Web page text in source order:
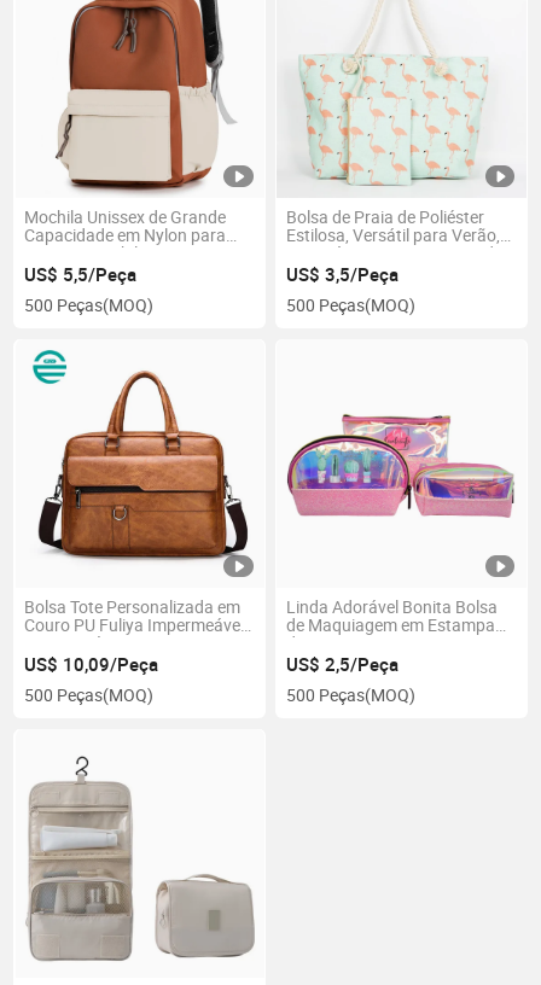
Mochila Unissex de Grande
Capacidade em Nylon para
Viagem, Mochila para
Crianças, Mochila para
Estudantes, Impermeável,
Mochila para Adolescentes,
US$ 5,5/Peça
500 Peças(MOQ)
Bolsa de Praia de Poliéster
Estilosa, Versátil para Verão,
Uso Diário, Leve, Conjunto de
Duas Peças
US$ 3,5/Peça
500 Peças(MOQ)
Bolsa Tote Personalizada em
Couro PU Fuliya Impermeável
para Negócios, Luxuosa Pasta
para Laptop Masculina para
Trabalho
US$ 10,09/Peça
500 Peças(MOQ)
Linda Adorável Bonita Bolsa
de Maquiagem em Estampa
de Menina Rosa para Jovens
Garotas
US$ 2,5/Peça
500 Peças(MOQ)